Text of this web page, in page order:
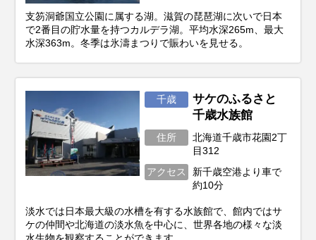
支笏洞爺国立公園に属する湖。滋賀の琵琶湖に次いで日本
で2番目の貯水量を持つカルデラ湖。平均水深265m、最大
水深363m。冬季は氷濤まつりで賑わいを見せる。
千歳
サケのふるさと
千歳水族館
住所
北海道千歳市花園2丁
目312
アクセス
新千歳空港より車で
約10分
淡水では日本最大級の水槽を有する水族館で、館内ではサ
ケの仲間や北海道の淡水魚を中心に、世界各地の様々な淡